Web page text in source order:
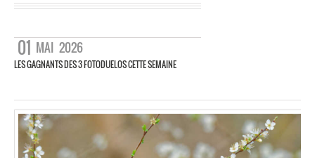
01 MAI 2026
LES GAGNANTS DES 3 FOTODUELOS CETTE SEMAINE